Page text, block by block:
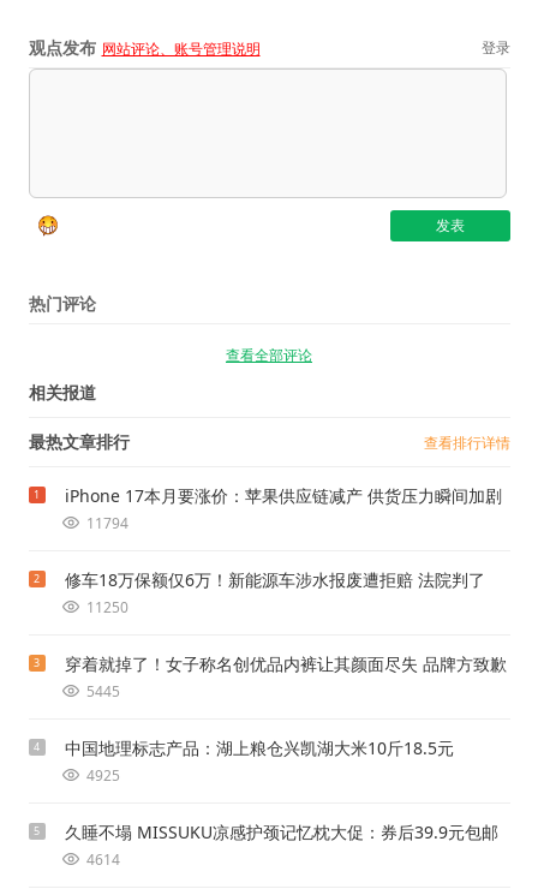
观点发布 网站评论、账号管理说明 登录
热门评论
查看全部评论
相关报道
最热文章排行 查看排行详情
1 iPhone 17本月要涨价：苹果供应链减产 供货压力瞬间加剧
11794
2 修车18万保额仅6万！新能源车涉水报废遭拒赔 法院判了
11250
3 穿着就掉了！女子称名创优品内裤让其颜面尽失 品牌方致歉
5445
4 中国地理标志产品：湖上粮仓兴凯湖大米10斤18.5元
4925
5 久睡不塌 MISSUKU凉感护颈记忆枕大促：券后39.9元包邮
4614